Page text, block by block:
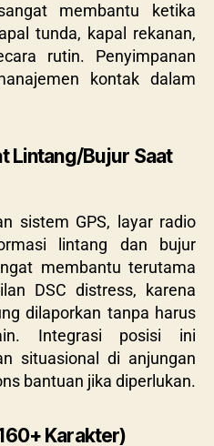
membantu ketika
tunda, kapal rekanan,
rutin. Penyimpanan
kontak dalam
Lintang/Bujur Saat
sistem GPS, layar radio
lintang dan bujur
membantu terutama
DSC distress, karena
dilaporkan tanpa harus
Integrasi posisi ini
situasional di anjungan
bantuan jika diperlukan.
Karakter)